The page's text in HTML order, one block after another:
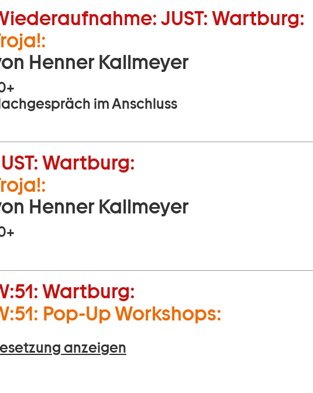
JUST: Wartburg:
Henner Kallmeyer
im Anschluss
Wartburg:
Henner Kallmeyer
Wartburg:
Pop-Up Workshops:
anzeigen